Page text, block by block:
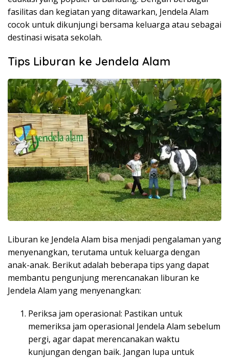
fasilitas dan kegiatan yang ditawarkan, Jendela Alam
cocok untuk dikunjungi bersama keluarga atau sebagai
destinasi wisata sekolah.
Tips Liburan ke Jendela Alam
Liburan ke Jendela Alam bisa menjadi pengalaman yang
menyenangkan, terutama untuk keluarga dengan
anak-anak. Berikut adalah beberapa tips yang dapat
membantu pengunjung merencanakan liburan ke
Jendela Alam yang menyenangkan:
Periksa jam operasional: Pastikan untuk
memeriksa jam operasional Jendela Alam sebelum
pergi, agar dapat merencanakan waktu
kunjungan dengan baik. Jangan lupa untuk